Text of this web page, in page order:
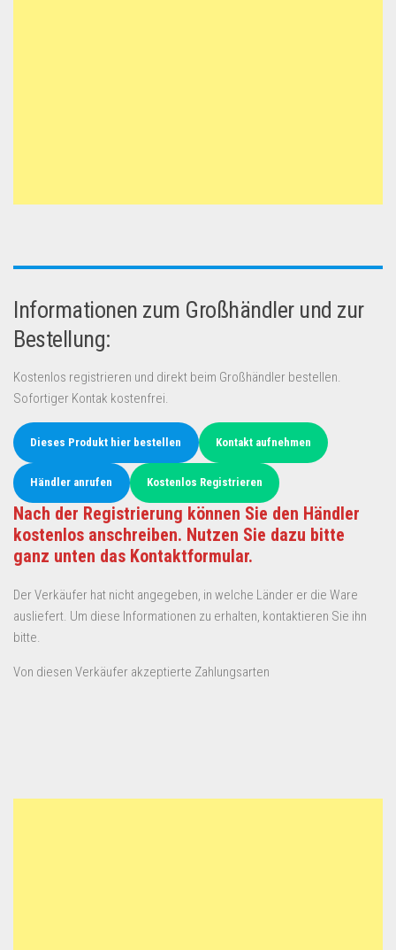
Informationen zum Großhändler und zur
Bestellung:
Kostenlos registrieren und direkt beim Großhändler bestellen.
Sofortiger Kontak kostenfrei.
Dieses Produkt hier bestellen Kontakt aufnehmen
Händler anrufen Kostenlos Registrieren
Nach der Registrierung können Sie den Händler
kostenlos anschreiben. Nutzen Sie dazu bitte
ganz unten das Kontaktformular.
Der Verkäufer hat nicht angegeben, in welche Länder er die Ware
ausliefert. Um diese Informationen zu erhalten, kontaktieren Sie ihn
bitte.
Von diesen Verkäufer akzeptierte Zahlungsarten